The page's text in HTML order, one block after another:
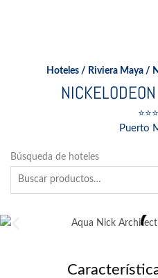
Hoteles / Riviera Maya /
Puerto
Búsqueda de hoteles
Buscar
por: